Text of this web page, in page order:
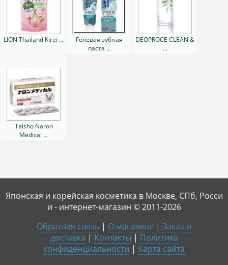
LION Thailand Kirei ...
Гелевая зубная
паста ...
DEOPROCE CLEAN &
...
Taisho Naron
Medical ...
Японская и корейская косметика в Москве, СПб, Росси
и - интернет-магазин © 2011-2026
Обратная связь | О магазине | Заказ и
доставка | Контакты | Политика
конфиденциальности | Карта сайта